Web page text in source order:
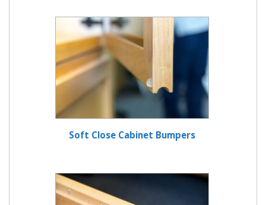
Soft Close Cabinet Bumpers